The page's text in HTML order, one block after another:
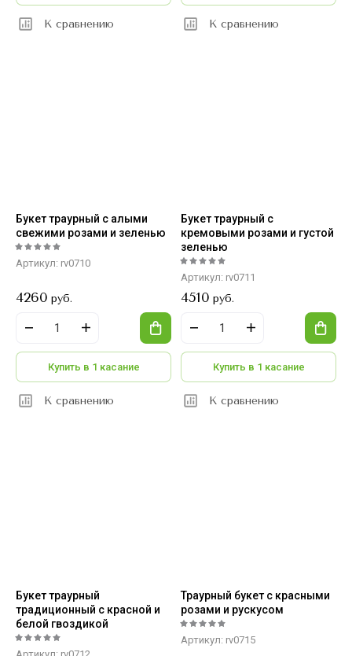
К сравнению К сравнению
Букет траурный с алыми
свежими розами и зеленью
Артикул: rv0710
4260 руб.
Купить в 1 касание
К сравнению
Букет траурный с
кремовыми розами и густой
зеленью
Артикул: rv0711
4510 руб.
Купить в 1 касание
К сравнению
Букет траурный
традиционный с красной и
белой гвоздикой
Траурный букет с красными
розами и рускусом
Артикул: rv0715